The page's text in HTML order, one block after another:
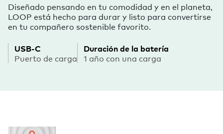
Diseñado pensando en tu comodidad y en el planeta,
LOOP está hecho para durar y listo para convertirse
en tu compañero sostenible favorito.
USB-C
Puerto de carga
Duración de la batería
1 año con una carga